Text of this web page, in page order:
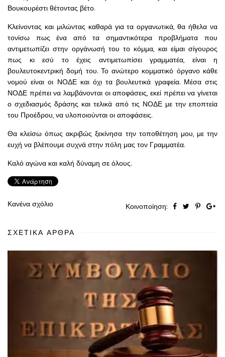
Βουκουρέστι θέτοντας βέτο.
Κλείνοντας και μιλώντας καθαρά για τα οργανωτικά, θα ήθελα να
τονίσω πως ένα από τα σημαντικότερα προβλήματα που
αντιμετωπίζει στην οργάνωσή του το κόμμα, και είμαι σίγουρος
πως κι εσύ το έχεις αντιμετωπίσει γραμματέα, είναι η
βουλευτοκεντρική δομή του. Το ανώτερο κομματικό όργανο κάθε
νομού είναι οι ΝΟΔΕ και όχι τα βουλευτικά γραφεία. Μέσα στις
ΝΟΔΕ πρέπει να λαμβάνονται οι αποφάσεις, εκεί πρέπει να γίνεται
ο σχεδιασμός δράσης και τελικά από τις ΝΟΔΕ με την εποπτεία
του Προέδρου, να υλοποιούνται οι αποφάσεις.
Θα κλείσω όπως ακριβώς ξεκίνησα την τοποθέτηση μου, με την
ευχή να βλέπουμε συχνά στην πόλη μας τον Γραμματέα.
Καλό αγώνα και καλή δύναμη σε όλους.
Κανένα σχόλιο Κοινοποίηση:
ΣΧΕΤΙΚΆ ΆΡΘΡΑ